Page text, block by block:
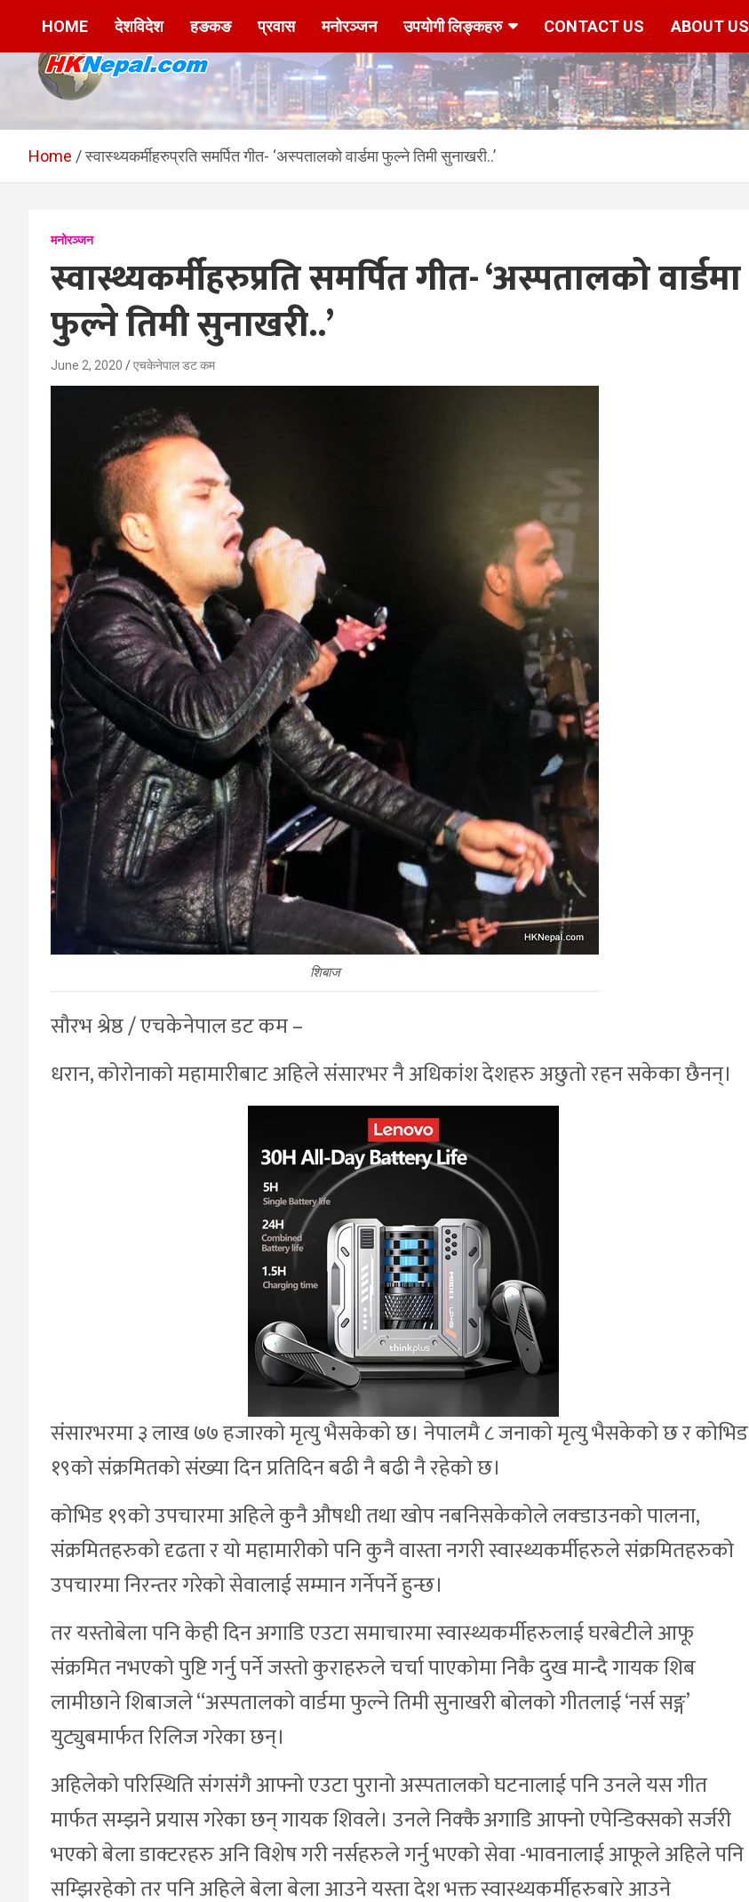
HKNepal.com –
हङकङबाट सञ्चालित पहिलो
नेपाली अनलाईन पत्रिका
hknepal, hknepal.com, hk nepal, hk nepal com
HOME देशविदेश हङकङ प्रवास मनोरञ्जन उपयोगी लिङ्कहरु CONTACT US ABOUT US
Home स्वास्थ्यकर्मीहरुप्रति समर्पित गीत- ‘अस्पतालको वार्डमा फुल्ने तिमी सुनाखरी..’
मनोरञ्जन
स्वास्थ्यकर्मीहरुप्रति समर्पित गीत- ‘अस्पतालको वार्डमा
फुल्ने तिमी सुनाखरी..’
June 2, 2020 एचकेनेपाल डट कम
शिबाज
सौरभ श्रेष्ठ / एचकेनेपाल डट कम –
धरान, कोरोनाको महामारीबाट अहिले संसारभर नै अधिकांश देशहरु अछुतो रहन सकेका छैनन्।
संसारभरमा ३ लाख ७७ हजारको मृत्यु भैसकेको छ। नेपालमै ८ जनाको मृत्यु भैसकेको छ र कोभिड
१९को संक्रमितको संख्या दिन प्रतिदिन बढी नै बढी नै रहेको छ।
कोभिड १९को उपचारमा अहिले कुनै औषधी तथा खोप नबनिसकेकोले लक्डाउनको पालना,
संक्रमितहरुको दृढता र यो महामारीको पनि कुनै वास्ता नगरी स्वास्थ्यकर्मीहरुले संक्रमितहरुको
उपचारमा निरन्तर गरेको सेवालाई सम्मान गर्नेपर्ने हुन्छ।
तर यस्तोबेला पनि केही दिन अगाडि एउटा समाचारमा स्वास्थ्यकर्मीहरुलाई घरबेटीले आफू
संक्रमित नभएको पुष्टि गर्नु पर्ने जस्तो कुराहरुले चर्चा पाएकोमा निकै दुख मान्दै गायक शिब
लामीछाने शिबाजले “अस्पतालको वार्डमा फुल्ने तिमी सुनाखरी बोलको गीतलाई ‘नर्स सङ्ग’
युट्युबमार्फत रिलिज गरेका छन्।
अहिलेको परिस्थिति संगसंगै आफ्नो एउटा पुरानो अस्पतालको घटनालाई पनि उनले यस गीत
मार्फत सम्झने प्रयास गरेका छन् गायक शिवले। उनले निक्कै अगाडि आफ्नो एपेन्डिक्सको सर्जरी
भएको बेला डाक्टरहरु अनि विशेष गरी नर्सहरुले गर्नु भएको सेवा -भावनालाई आफूले अहिले पनि
सम्झिरहेको तर पनि अहिले बेला बेला आउने यस्ता देश भक्त स्वास्थ्यकर्मीहरुबारे आउने